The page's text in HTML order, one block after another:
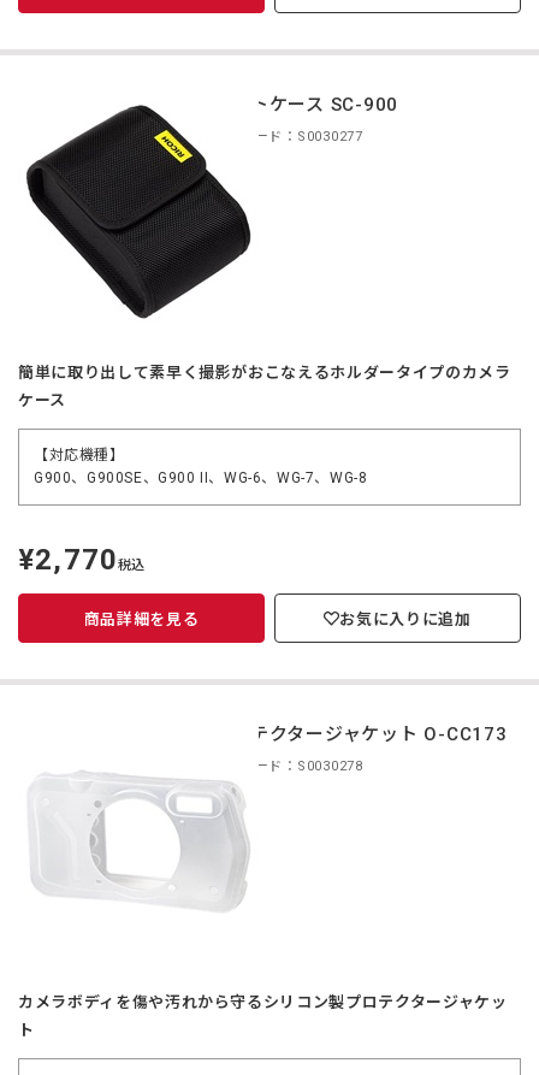
ソフトケース SC-900
商品コード：S0030277
簡単に取り出して素早く撮影がおこなえるホルダータイプのカメラ
ケース
【対応機種】
G900、G900SE、G900 II、WG-6、WG-7、WG-8
定
価
¥2,770税込
商品詳細を見る お気に入りに追加
プロテクタージャケット O-CC173
商品コード：S0030278
カメラボディを傷や汚れから守るシリコン製プロテクタージャケッ
ト